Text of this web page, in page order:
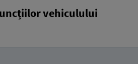
vehiculului